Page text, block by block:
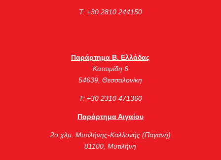
Τ: +30 2810 244150
Παράρτημα Β. Ελλάδας
Κατσιμίδη 6
54639, Θεσσαλονίκη
Τ: +30 2310 471360
Παράρτημα Αιγαίου
2ο χλμ. Μυτιλήνης-Καλλονής (Παγανή)
81100, Μυτιλήνη